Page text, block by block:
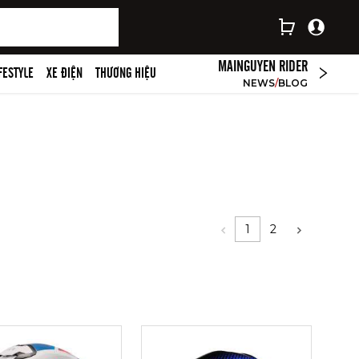
XE ĐIỆN THƯƠNG HIỆU MAINGUYEN RIDER
NEWS/BLOG
1 2